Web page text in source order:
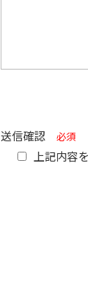
送信確認 必須
上記内容